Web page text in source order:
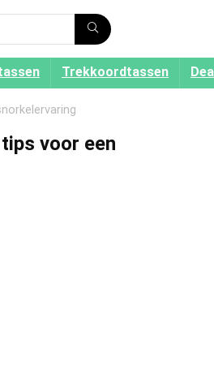
Trekkoordtassen
voor een